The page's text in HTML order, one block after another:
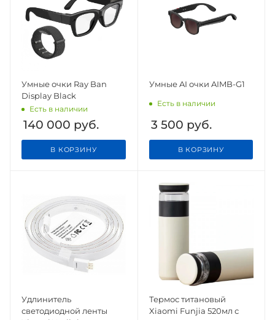
Умные очки Ray Ban
Display Black
Есть в наличии
140 000 руб.
В КОРЗИНУ
Умные AI очки AIMB-G1
Есть в наличии
3 500 руб.
В КОРЗИНУ
Удлинитель
светодиодной ленты
Термос титановый
Xiaomi Funjia 520мл с